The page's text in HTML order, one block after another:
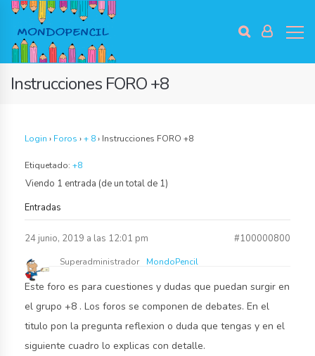
Profile
Notifications
Activity
Groups
Events
Forums
Blog
A
The
Cultural
Planet
Voces
de
Infancia
Instrucciones FORO +8
Login › Foros ›+ 8› Instrucciones FORO +8
Etiquetado: +8
Viendo 1 entrada (de un total de 1)
Entradas
24 junio, 2019 a las 12:01 pm #100000800
MondoPencil
Superadministrador
Este foro es para cuestiones y dudas que puedan surgir en
el grupo +8 . Los foros se componen de debates. En el
titulo pon la pregunta reflexion o duda que tengas y en el
siguiente cuadro lo explicas con detalle.